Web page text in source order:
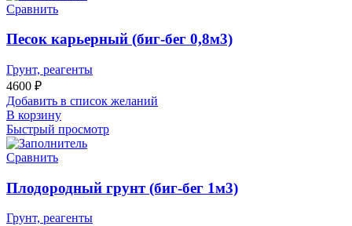
Сравнить
Песок карьерный (биг-бег 0,8м3)
Грунт, реагенты
4600 ₽
Добавить в список желаний
В корзину
Быстрый просмотр
Сравнить
Плодородный грунт (биг-бег 1м3)
Грунт, реагенты